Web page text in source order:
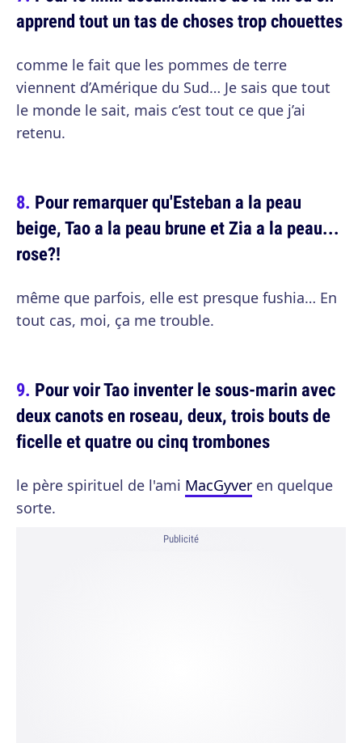
apprend tout un tas de choses trop chouettes
comme le fait que les pommes de terre
viennent d’Amérique du Sud… Je sais que tout
le monde le sait, mais c’est tout ce que j’ai
retenu.
Pour remarquer qu'Esteban a la peau
beige, Tao a la peau brune et Zia a la peau...
rose?!
même que parfois, elle est presque fushia… En
tout cas, moi, ça me trouble.
Pour voir Tao inventer le sous-marin avec
deux canots en roseau, deux, trois bouts de
ficelle et quatre ou cinq trombones
le père spirituel de l'ami MacGyver en quelque
sorte.
Publicité